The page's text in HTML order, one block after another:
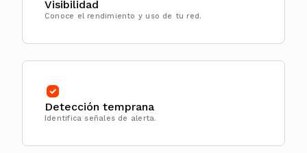
Visibilidad
Conoce el rendimiento y uso de tu red.
Detección temprana
Identifica señales de alerta.